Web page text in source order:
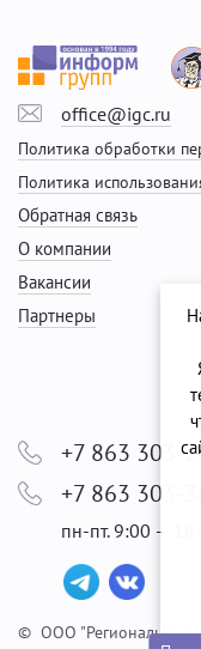
office@igc.ru
Политика обработки
Политика
Обратная связь
О компании
Вакансии
Партнеры
+7 863 303-
+7 863 303-
пн-пт. 9:00 —
© ООО "Региональный